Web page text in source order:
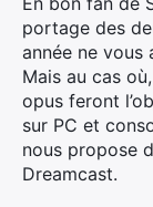
portage des
année ne vous
Mais au cas
opus feront
sur PC et
nous propose
Dreamcast.